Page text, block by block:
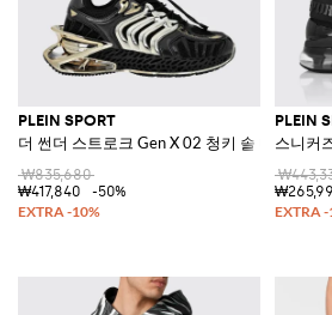
PLEIN SPORT
더 썬더 스트로크 Gen X 02 청키 솔 메시 스니
₩835,680
₩417,840
-50%
PLEIN
스니커